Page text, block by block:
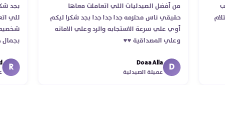
من أفضل الصيدليات اللي اتعاملت معاها
حقيقي ناس محترمه جدا جدا جدا بجد شكرا ليكم
أوي علي سرعة الاستجابه والرد وعلي الامانه
وعلي المصداقية ♥️♥️‏
D
Doaa Alla
عميلة الصيدلية